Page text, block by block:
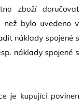
zboží doručovat
než bylo uvedeno v
náklady spojené s
náklady spojené s
je kupující povinen